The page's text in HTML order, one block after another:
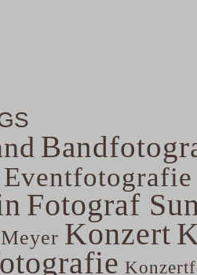
Eventfotografie
Fotograf
Konzert